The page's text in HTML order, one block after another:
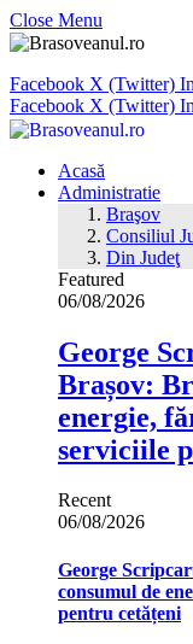
Close Menu
Facebook X (Twitter)
Facebook X (Twitter)
Acasă
Administratie
Braşov
Consiliul
Din Judeţ
Featured
06/08/2026
George
Brașov:
energie,
serviciile
Recent
06/08/2026
George
consumul de
pentru cetățeni